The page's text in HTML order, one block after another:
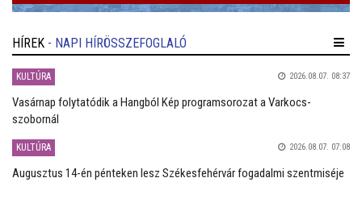
HÍREK - NAPI HÍRÖSSZEFOGLALÓ
KULTÚRA 2026.08.07. 08:37
Vasárnap folytatódik a Hangból Kép programsorozat a Varkocs-
szobornál
KULTÚRA 2026.08.07. 07:08
Augusztus 14-én pénteken lesz Székesfehérvár fogadalmi szentmiséje